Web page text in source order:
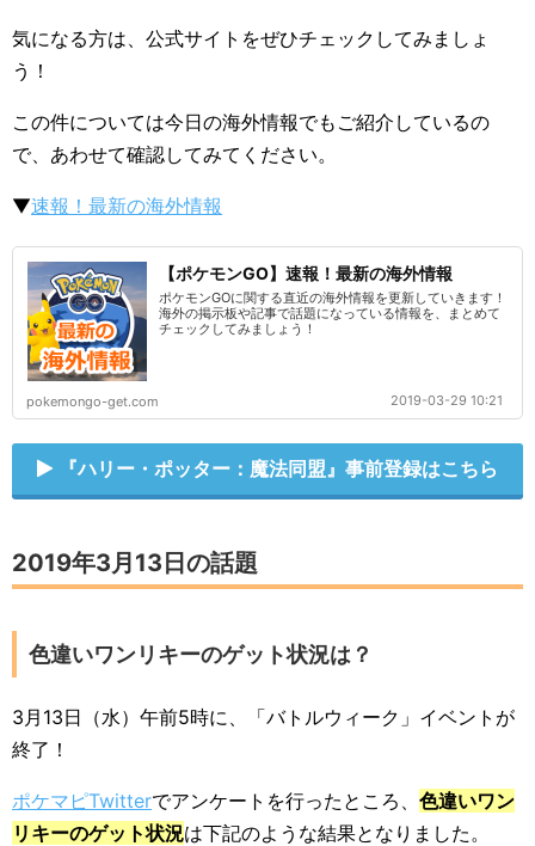
気になる方は、公式サイトをぜひチェックしてみましょ
う！
この件については今日の海外情報でもご紹介しているの
で、あわせて確認してみてください。
▼速報！最新の海外情報
【ポケモンGO】速報！最新の海外情報
ポケモンGOに関する直近の海外情報を更新していきます！
海外の掲示板や記事で話題になっている情報を、まとめて
チェックしてみましょう！
pokemongo-get.com 2019-03-29 10:21
『ハリー・ポッター：魔法同盟』事前登録はこちら
2019年3月13日の話題
色違いワンリキーのゲット状況は？
3月13日（水）午前5時に、「バトルウィーク」イベントが
終了！
ポケマピTwitterでアンケートを行ったところ、 色違いワン
リキーのゲット状況は下記のような結果となりました。